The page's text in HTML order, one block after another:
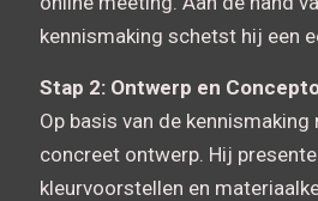
kennismaking schetst hij een
Stap 2: Ontwerp en
Op basis van de kennismaking
concreet ontwerp. Hij
kleurvoorstellen en